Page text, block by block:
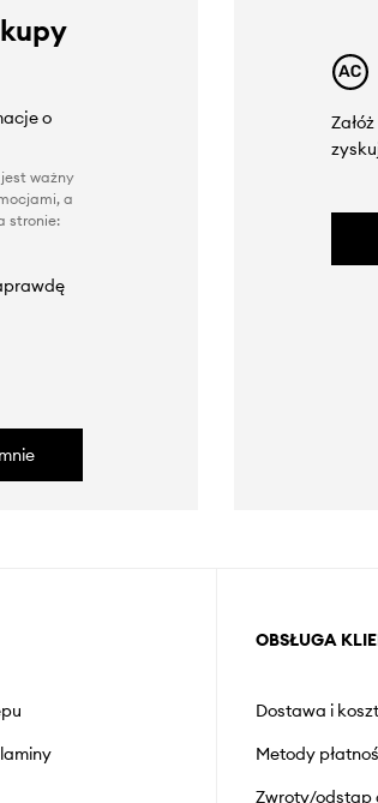
o
ważny
a
stronie:
OBSŁUGA
Dostawa i
Metody
Zwroty/odstąp